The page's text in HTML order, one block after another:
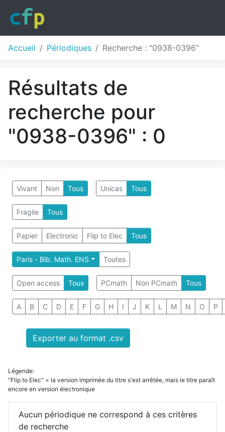
Accueil Périodiques Recherche : "0938-0396"
Résultats de
recherche pour
"0938-0396" : 0
Vivant Non Tous Unicas Tous
Fragile Tous
Papier Electronic Flip to Elec Tous
Paris - Bib. Math. ENS Toutes
Open access Tous PCmath Non PCmath Tous
A B C D E F G H I J K L M N O P
Exporter au format .csv
Légende:
"Flip to Elec" = la version imprimée du titre s'est arrêtée, mais le titre paraît
encore en version électronique
Aucun périodique ne correspond à ces critères
de recherche